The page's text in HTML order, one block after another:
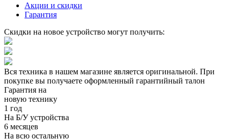
Акции и скидки
Гарантия
Скидки на новое устройство могут получить:
Вся техника в нашем магазине является оригинальной. При
покупке вы получаете оформленный гарантийный талон
Гарантия на
новую технику
1 год
На Б/У устройства
6 месяцев
На всю остальную